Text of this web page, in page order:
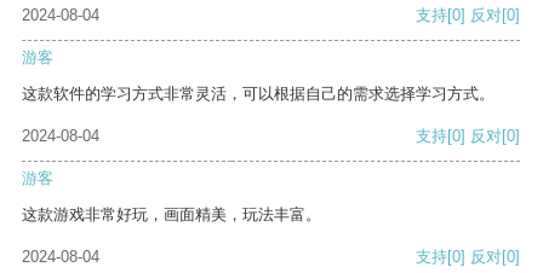
2024-08-04 支持[0] 反对[0]
游客
这款软件的学习方式非常灵活，可以根据自己的需求选择学习方式。
2024-08-04 支持[0] 反对[0]
游客
这款游戏非常好玩，画面精美，玩法丰富。
2024-08-04 支持[0] 反对[0]